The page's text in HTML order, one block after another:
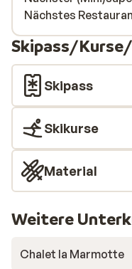
Nächstes
Skipass/
Skipass
Skikurse
Material
Weitere
Chalet la Marmotte